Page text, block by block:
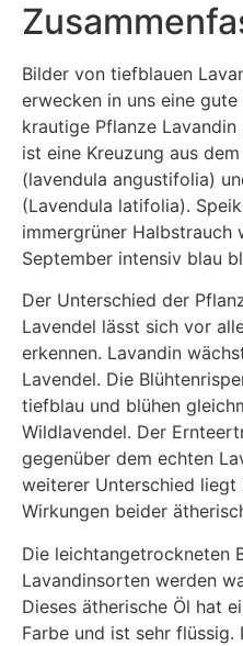
Bilder von tiefblauen
erwecken in uns eine
krautige Pflanze Lavandin
ist eine Kreuzung aus
(lavendula angustifolia)
(Lavendula latifolia).
immergrüner Halbstrauch
September intensiv blau
Der Unterschied der
Lavendel lässt sich vor
erkennen. Lavandin
Lavendel. Die
tiefblau und blühen
Wildlavendel. Der
gegenüber dem echten
weiterer Unterschied
Wirkungen beider
Die leichtangetrockneten
Lavandinsorten werden
Dieses ätherische Öl hat
Farbe und ist sehr